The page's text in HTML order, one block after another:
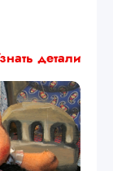
детали